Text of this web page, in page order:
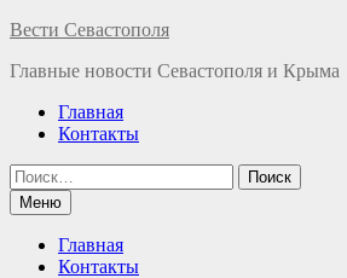
Перейти
содержимому
Вести Севастополя
Главные новости Севастополя и Крыма
Главная
Контакты
Найти:
Меню
Главная
Контакты